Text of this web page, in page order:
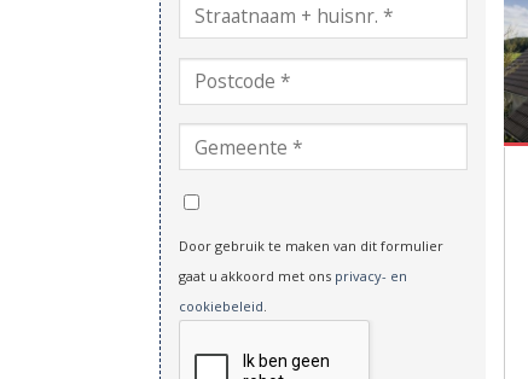
Door gebruik te maken van dit formulier
gaat u akkoord met ons privacy- en
cookiebeleid.